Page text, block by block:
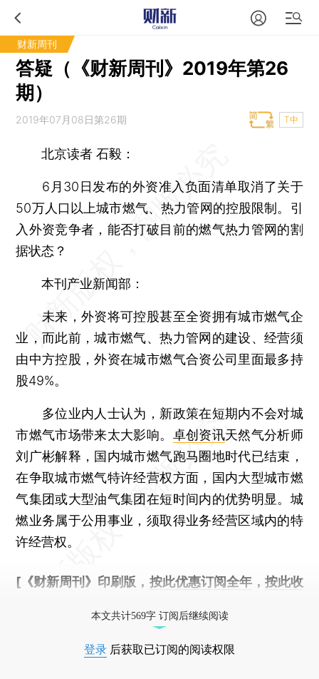
财新周刊
答疑（《财新周刊》2019年第26
期）
2019年07月08日第26期 T中
北京读者 石毅：
6月30日发布的外资准入负面清单取消了关于
50万人口以上城市燃气、热力管网的控股限制。引
入外资竞争者，能否打破目前的燃气热力管网的割
据状态？
本刊产业新闻部：
未来，外资将可控股甚至全资拥有城市燃气企
业，而此前，城市燃气、热力管网的建设、经营须
由中方控股，外资在城市燃气合资公司里面最多持
股49%。
多位业内人士认为，新政策在短期内不会对城
市燃气市场带来太大影响。 卓创资讯天然气分析师
刘广彬解释，国内城市燃气跑马圈地时代已结束，
在争取城市燃气特许经营权方面，国内大型城市燃
气集团或大型油气集团在短时间内的优势明显。城
燃业务属于公用事业，须取得业务经营区域内的特
许经营权。
[《财新周刊》印刷版， 按此优惠订阅全年， 按此收
本文共计569字 订阅后继续阅读
登录 后获取已订阅的阅读权限